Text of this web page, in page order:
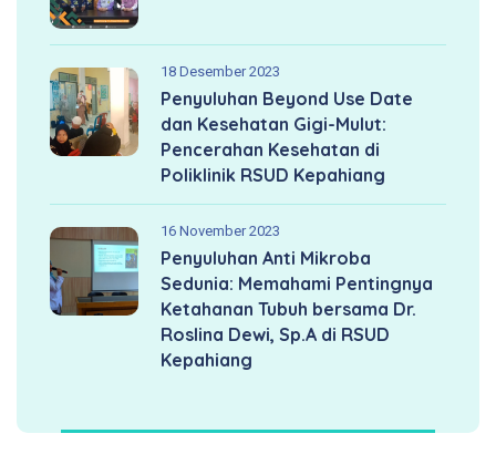
18 Desember 2023
Penyuluhan Beyond Use Date
dan Kesehatan Gigi-Mulut:
Pencerahan Kesehatan di
Poliklinik RSUD Kepahiang
16 November 2023
Penyuluhan Anti Mikroba
Sedunia: Memahami Pentingnya
Ketahanan Tubuh bersama Dr.
Roslina Dewi, Sp.A di RSUD
Kepahiang